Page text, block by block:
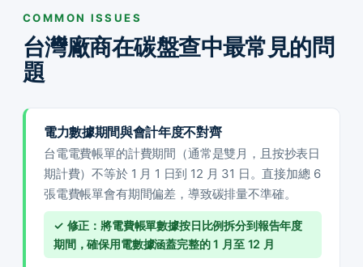
COMMON ISSUES
台灣廠商在碳盤查中最常見的問
題
電力數據期間與會計年度不對齊
台電電費帳單的計費期間（通常是雙月，且按抄表日
期計費）不等於 1 月 1 日到 12 月 31 日。直接加總 6
張電費帳單會有期間偏差，導致碳排量不準確。
✓ 修正：將電費帳單數據按日比例拆分到報告年度
期間，確保用電數據涵蓋完整的 1 月至 12 月